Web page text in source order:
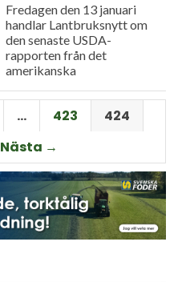
Fredagen den 13 januari
handlar Lantbruksnytt om
den senaste USDA-
rapporten från det
amerikanska
förklarar ICA varför endast
67 procent av deras hårdost
har svensk mjölkråvara.
… 423
424
Nästa →